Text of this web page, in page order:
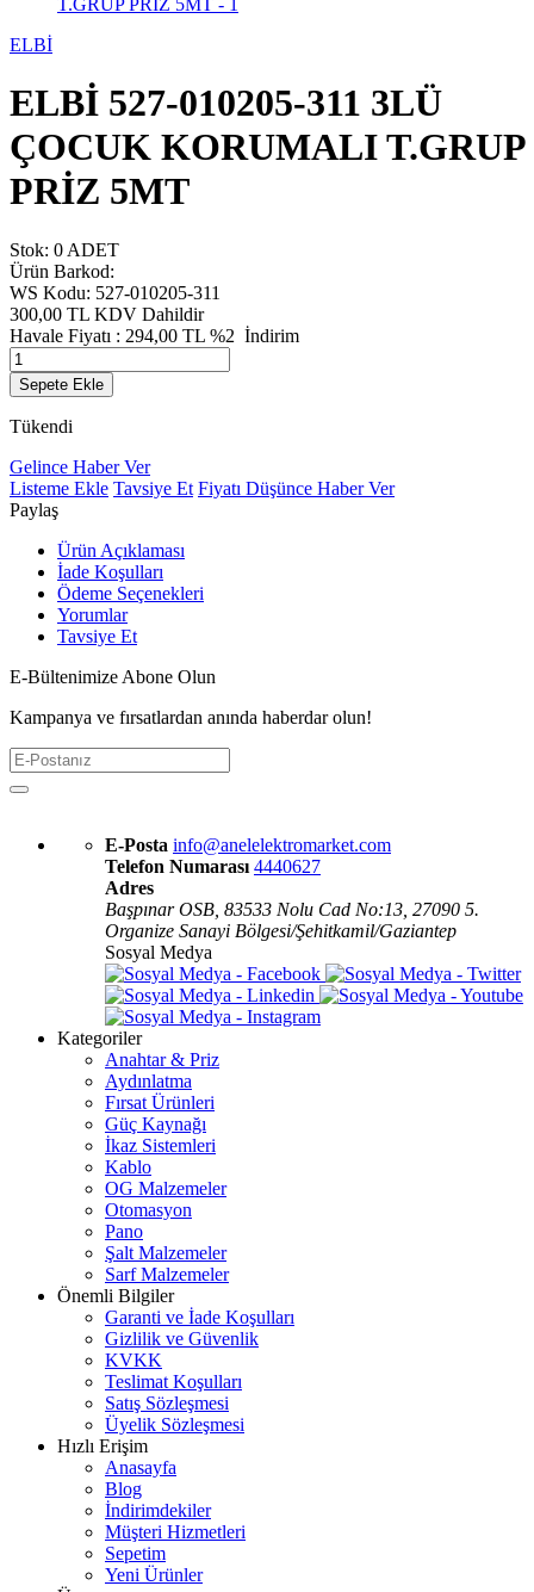
ELBİ
ELBİ 527-010205-311 3LÜ
ÇOCUK KORUMALI T.GRUP
PRİZ 5MT
Stok: 0 ADET
Ürün Barkod:
WS Kodu: 527-010205-311
300,00 TL KDV Dahildir
Havale Fiyatı : 294,00 TL %2 İndirim
Sepete Ekle
Tükendi
Gelince Haber Ver
Listeme Ekle Tavsiye Et Fiyatı Düşünce Haber Ver
Paylaş
Ürün Açıklaması
İade Koşulları
Ödeme Seçenekleri
Yorumlar
Tavsiye Et
E-Bültenimize Abone Olun
Kampanya ve fırsatlardan anında haberdar olun!
E-Posta info@anelelektromarket.com
Telefon Numarası 4440627
Adres
Başpınar OSB, 83533 Nolu Cad No:13, 27090 5.
Organize Sanayi Bölgesi/Şehitkamil/Gaziantep
Sosyal Medya
Kategoriler
Anahtar & Priz
Aydınlatma
Fırsat Ürünleri
Güç Kaynağı
İkaz Sistemleri
Kablo
OG Malzemeler
Otomasyon
Pano
Şalt Malzemeler
Sarf Malzemeler
Önemli Bilgiler
Garanti ve İade Koşulları
Gizlilik ve Güvenlik
KVKK
Teslimat Koşulları
Satış Sözleşmesi
Üyelik Sözleşmesi
Hızlı Erişim
Anasayfa
Blog
İndirimdekiler
Müşteri Hizmetleri
Sepetim
Yeni Ürünler